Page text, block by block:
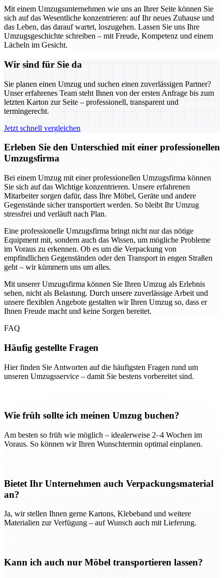
Mit einem Umzugsunternehmen wie uns an Ihrer Seite können Sie
sich auf das Wesentliche konzentrieren: auf Ihr neues Zuhause und
das Leben, das darauf wartet, loszugehen. Lassen Sie uns Ihre
Umzugsgeschichte schreiben – mit Freude, Kompetenz und einem
Lächeln im Gesicht.
Wir sind für Sie da
Sie planen einen Umzug und suchen einen zuverlässigen Partner?
Unser erfahrenes Team steht Ihnen von der ersten Anfrage bis zum
letzten Karton zur Seite – professionell, transparent und
termingerecht.
Jetzt schnell vergleichen
Erleben Sie den Unterschied mit einer professionellen
Umzugsfirma
Bei einem Umzug mit einer professionellen Umzugsfirma können
Sie sich auf das Wichtige konzentrieren. Unsere erfahrenen
Mitarbeiter sorgen dafür, dass Ihre Möbel, Geräte und andere
Gegenstände sicher transportiert werden. So bleibt Ihr Umzug
stressfrei und verläuft nach Plan.
Eine professionelle Umzugsfirma bringt nicht nur das nötige
Equipment mit, sondern auch das Wissen, um mögliche Probleme
im Voraus zu erkennen. Ob es um die Verpackung von
empfindlichen Gegenständen oder den Transport in engen Straßen
geht – wir kümmern uns um alles.
Mit unserer Umzugsfirma können Sie Ihren Umzug als Erlebnis
sehen, nicht als Belastung. Durch unsere zuverlässige Arbeit und
unsere flexiblen Angebote gestalten wir Ihren Umzug so, dass er
Ihnen Freude macht und keine Sorgen bereitet.
FAQ
Häufig gestellte Fragen
Hier finden Sie Antworten auf die häufigsten Fragen rund um
unseren Umzugsservice – damit Sie bestens vorbereitet sind.
Wie früh sollte ich meinen Umzug buchen?
Am besten so früh wie möglich – idealerweise 2–4 Wochen im
Voraus. So können wir Ihren Wunschtermin optimal einplanen.
Bietet Ihr Unternehmen auch Verpackungsmaterial
an?
Ja, wir stellen Ihnen gerne Kartons, Klebeband und weitere
Materialien zur Verfügung – auf Wunsch auch mit Lieferung.
Kann ich auch nur Möbel transportieren lassen?